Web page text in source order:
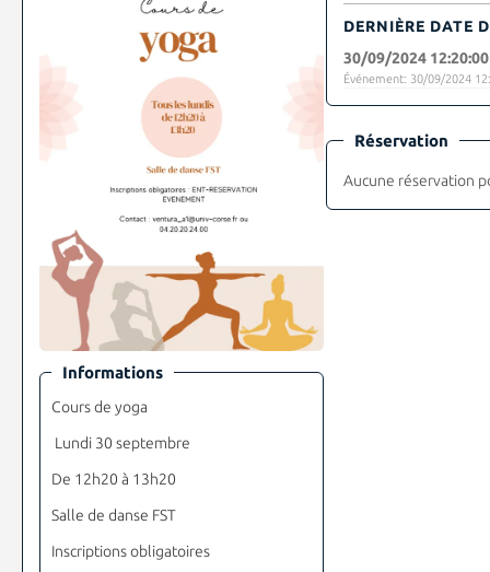
Informations
Cours de yoga
Lundi 30 septembre
De 12h20 à 13h20
Salle de danse FST
Inscriptions obligatoires
DERNIÈRE DATE
30/09/2024 12:20:00
Événement: 30/09/2024
Réservation
Aucune réservation